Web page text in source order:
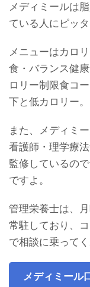
メディミールは
ている人にピッ
メニューはカロ
食・バランス健
ロリー制限食コ
下と低カロリー。
また、メディミ
看護師・理学療
監修しているの
ですよ。
管理栄養士は、
常駐しており、
で相談に乗ってく
メディミール